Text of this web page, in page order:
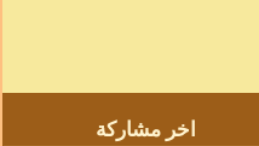
اخر مشاركة